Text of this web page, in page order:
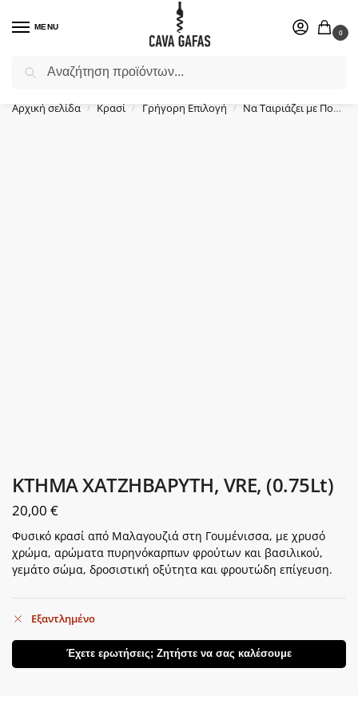
MENU
0
Επιλέξτε ένα δώρο για το αγαπημένο σας πρόσωπο.
Αρχική σελίδα / Κρασί / Γρήγορη Επιλογή / Να Ταιριάζει με Πουλερικά
ΚΤΗΜΑ ΧΑΤΖΗΒΑΡΥΤΗ, VRE, (0.75Lt)
20,00 €
Φυσικό κρασί από Μαλαγουζιά στη Γουμένισσα, με χρυσό
χρώμα, αρώματα πυρηνόκαρπων φρούτων και βασιλικού,
γεμάτο σώμα, δροσιστική οξύτητα και φρουτώδη επίγευση.
Εξαντλημένο
Έχετε ερωτήσεις; Ζητήστε να σας καλέσουμε